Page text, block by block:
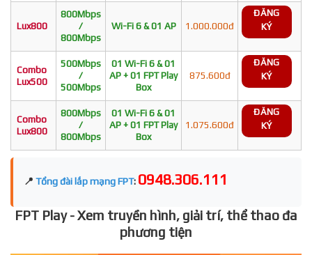
Lux800
800Mbps
/
800Mbps
Wi-Fi 6 & 01 AP 1.000.000đ
ĐĂNG
KÝ
Combo
Lux500
500Mbps
/
500Mbps
01 Wi-Fi 6 & 01
AP + 01 FPT Play
Box
875.600đ
ĐĂNG
KÝ
Combo
Lux800
800Mbps
/
800Mbps
01 Wi-Fi 6 & 01
AP + 01 FPT Play
Box
1.075.600đ
ĐĂNG
KÝ
📍 Tổng đài lắp mạng FPT: 0948.306.111
FPT Play - Xem truyền hình, giải trí, thể thao đa
phương tiện